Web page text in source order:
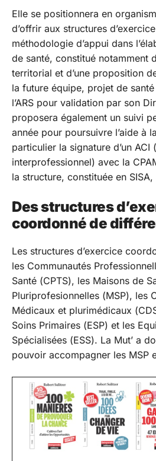
Elle se positionnera en
d’offrir aux structures
méthodologie d’appui dans
de santé, constitué notamment
territorial et d’une proposition
la future équipe, projet de
l’ARS pour validation par son
proposera également un suivi
année pour poursuivre l’aide à
particulier la signature d’un
interprofessionnel) avec la
la structure, constituée en
Des structures
coordonné de
Les structures d’exercice
les Communautés
Santé (CPTS), les Maisons de
Pluriprofesionnelles (MSP), les
Médicaux et plurimédicaux
Soins Primaires (ESP) et les
Spécialisées (ESS). La Mut’ a
pouvoir accompagner les MSP